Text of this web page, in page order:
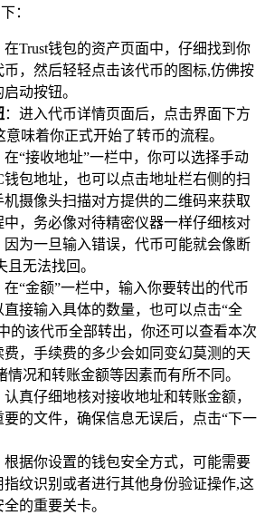
：
在Trust钱包的资产页面中，仔细找到你
币，然后轻轻点击该代币的图标,仿佛按
动按钮。
：进入代币详情页面后，点击界面下方
意味着你正式开始了转币的流程。
在“接收地址”一栏中，你可以选择手动
包地址，也可以点击地址栏右侧的扫
摄像头扫描对方提供的二维码来获取
，务必像对待精密仪器一样仔细核对
为一旦输入错误，代币可能就会像断
且无法找回。
在“金额”一栏中，输入你要转出的代币
接输入具体的数量，也可以点击“全
的该代币全部转出，你还可以查看本次
，手续费的多少会如同变幻莫测的天
情况和转账金额等因素而有所不同。
认真仔细地核对接收地址和转账金额，
的文件，确保信息无误后，点击“下一
根据你设置的钱包安全方式，可能需要
纹识别或者进行其他身份验证操作,这
的重要关卡。